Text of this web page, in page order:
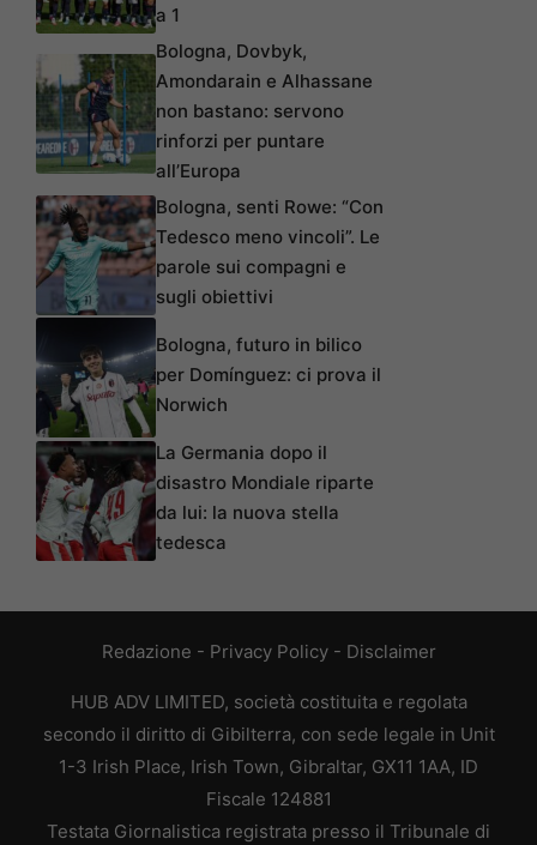
a 1
Bologna, Dovbyk,
Amondarain e Alhassane
non bastano: servono
rinforzi per puntare
all’Europa
Bologna, senti Rowe: “Con
Tedesco meno vincoli”. Le
parole sui compagni e
sugli obiettivi
Bologna, futuro in bilico
per Domínguez: ci prova il
Norwich
La Germania dopo il
disastro Mondiale riparte
da lui: la nuova stella
tedesca
Redazione - Privacy Policy- Disclaimer
HUB ADV LIMITED, società costituita e regolata
secondo il diritto di Gibilterra, con sede legale in Unit
1-3 Irish Place, Irish Town, Gibraltar, GX11 1AA, ID
Fiscale 124881
Testata Giornalistica registrata presso il Tribunale di